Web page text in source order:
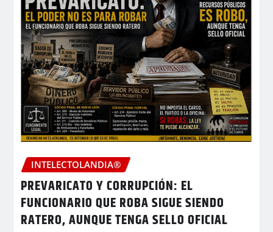
INTELECTOLANDIA®
PREVARICATO Y CORRUPCIÓN: EL
FUNCIONARIO QUE ROBA SIGUE SIENDO
RATERO, AUNQUE TENGA SELLO OFICIAL